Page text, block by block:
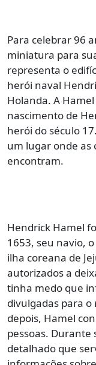
Para celebrar 96
miniatura para
representa o
herói naval
Holanda. A
nascimento de
herói do século
um lugar onde as
encontram.
Hendrick Hamel
1653, seu navio,
ilha coreana de
autorizados a
tinha medo que
divulgadas para
depois, Hamel
pessoas.
detalhado que